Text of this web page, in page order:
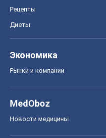
Рецепты
Диеты
Экономика
Рынки и компании
MedOboz
Новости медицины